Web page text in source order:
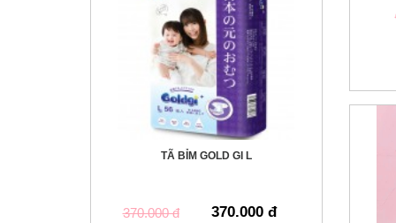
TÃ BỈM GOLD GI L
370.000 đ 370.000 đ